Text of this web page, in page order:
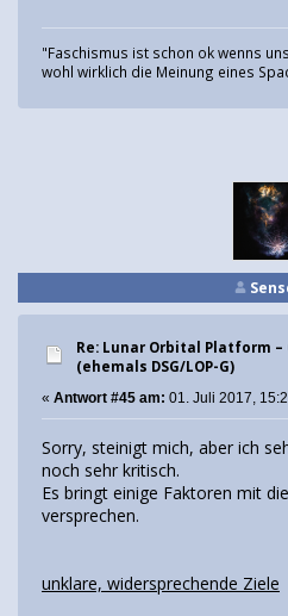
"Faschismus ist schon ok wenns
wohl wirklich die Meinung eines
Re: Lunar Orbital Platform –
(ehemals DSG/LOP-G)
« Antwort #45 am: 01. Juli 2017,
Sorry, steinigt mich, aber ich
noch sehr kritisch.
Es bringt einige Faktoren mit
versprechen.
unklare, widersprechende Ziele